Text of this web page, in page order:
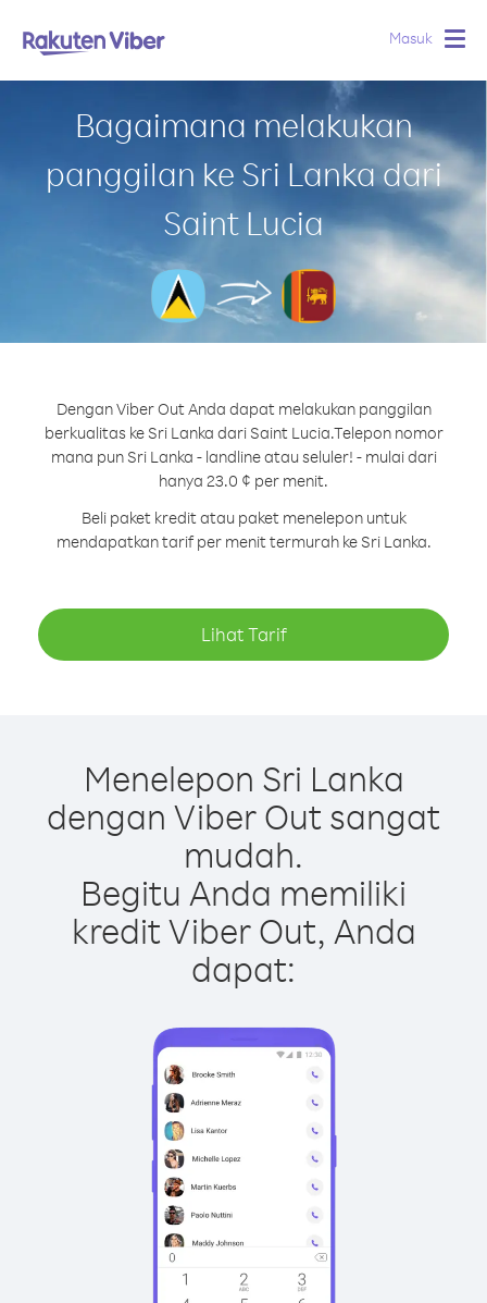
Masuk
Bagaimana melakukan
panggilan ke Sri Lanka dari
Saint Lucia
Dengan Viber Out Anda dapat melakukan panggilan
berkualitas ke Sri Lanka dari Saint Lucia.Telepon nomor
mana pun Sri Lanka - landline atau seluler! - mulai dari
hanya 23.0 ¢ per menit.
Beli paket kredit atau paket menelepon untuk
mendapatkan tarif per menit termurah ke Sri Lanka.
Lihat Tarif
Menelepon Sri Lanka
dengan Viber Out sangat
mudah.
Begitu Anda memiliki
kredit Viber Out, Anda
dapat: